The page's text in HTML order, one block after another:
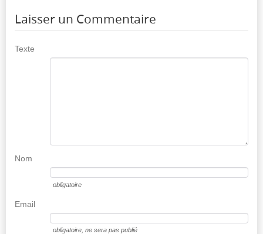
Laisser un Commentaire
Texte
Nom
obligatoire
Email
obligatoire , ne sera pas publié